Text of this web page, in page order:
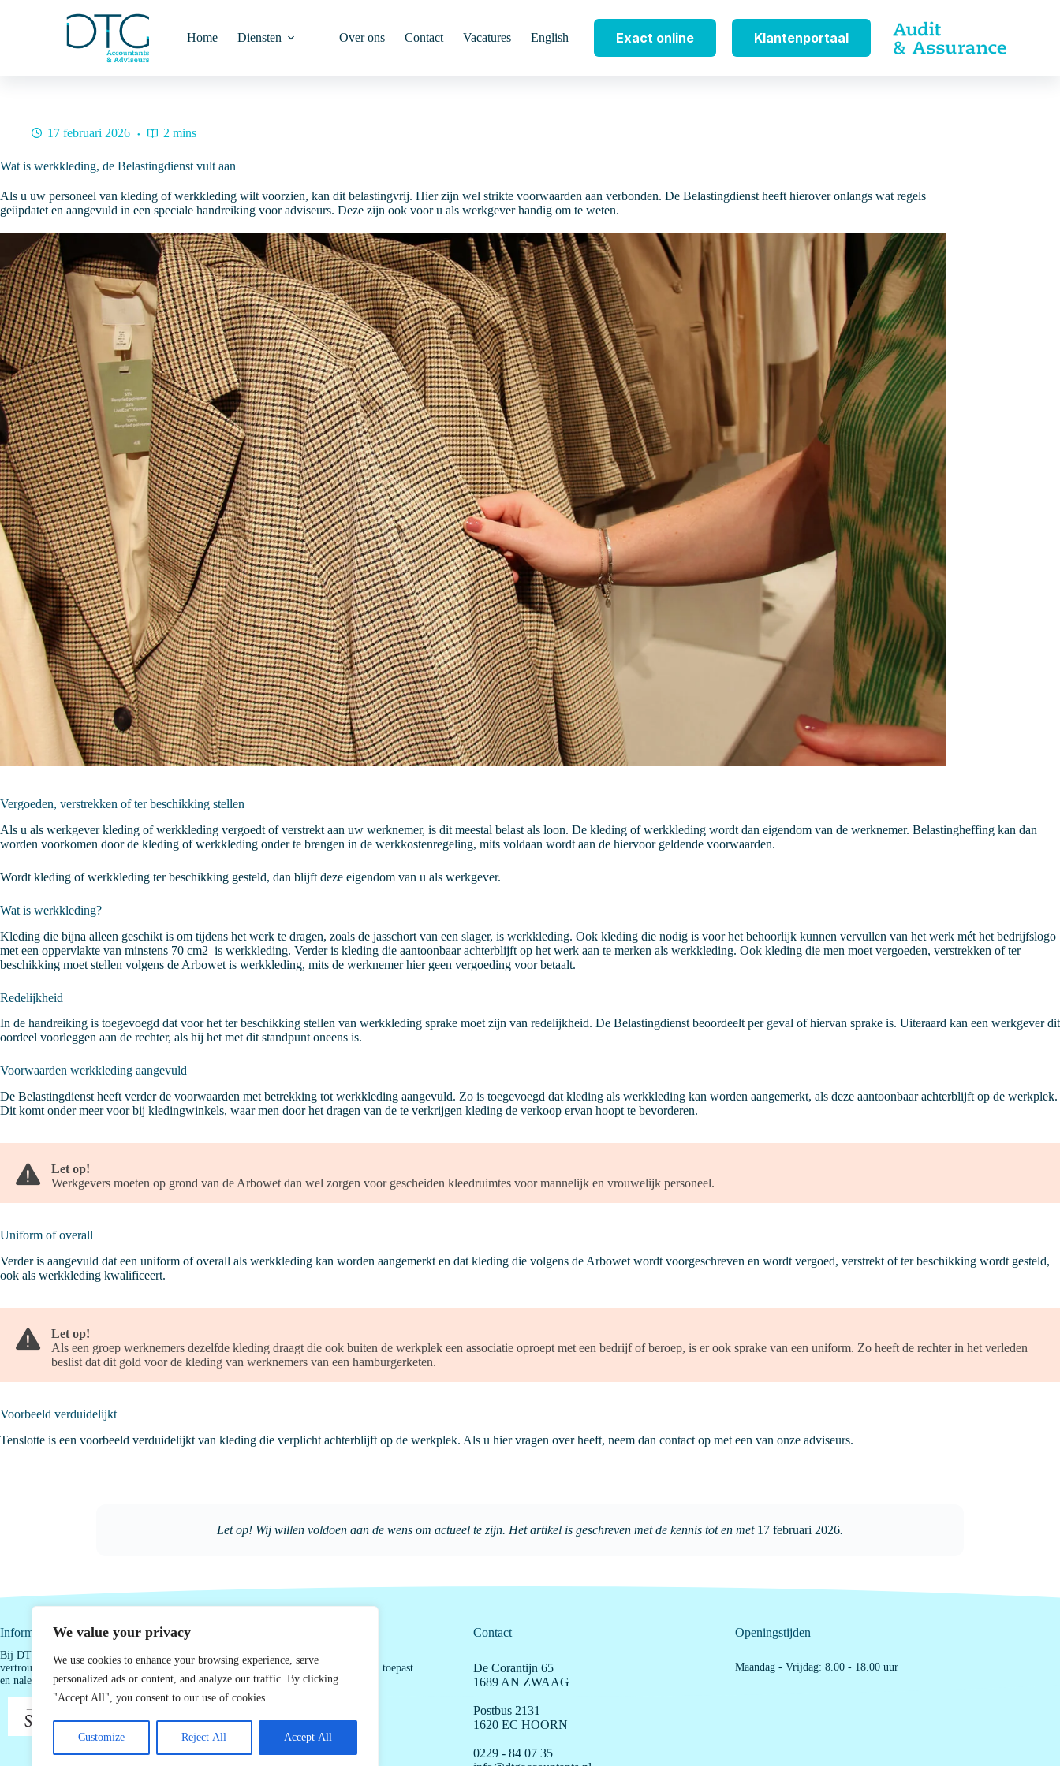
We value your privacy
We use cookies to enhance your browsing experience, serve
personalized ads or content, and analyze our traffic. By clicking
"Accept All", you consent to our use of cookies.
Customize Reject All Accept All
Home Diensten Over ons Contact Vacatures English Exact online Klantenportaal
17 februari 2026 2 mins
Wat is werkkleding, de Belastingdienst vult aan
Als u uw personeel van kleding of werkkleding wilt voorzien, kan dit belastingvrij. Hier zijn wel strikte voorwaarden aan verbonden. De Belastingdienst heeft hierover onlangs wat regels
geüpdatet en aangevuld in een speciale handreiking voor adviseurs. Deze zijn ook voor u als werkgever handig om te weten.
Vergoeden, verstrekken of ter beschikking stellen
Als u als werkgever kleding of werkkleding vergoedt of verstrekt aan uw werknemer, is dit meestal belast als loon. De kleding of werkkleding wordt dan eigendom van de werknemer. Belastingheffing kan dan
worden voorkomen door de kleding of werkkleding onder te brengen in de werkkostenregeling, mits voldaan wordt aan de hiervoor geldende voorwaarden.
Wordt kleding of werkkleding ter beschikking gesteld, dan blijft deze eigendom van u als werkgever.
Wat is werkkleding?
Kleding die bijna alleen geschikt is om tijdens het werk te dragen, zoals de jasschort van een slager, is werkkleding. Ook kleding die nodig is voor het behoorlijk kunnen vervullen van het werk mét het bedrijfslogo
met een oppervlakte van minstens 70 cm2 is werkkleding. Verder is kleding die aantoonbaar achterblijft op het werk aan te merken als werkkleding. Ook kleding die men moet vergoeden, verstrekken of ter
beschikking moet stellen volgens de Arbowet is werkkleding, mits de werknemer hier geen vergoeding voor betaalt.
Redelijkheid
In de handreiking is toegevoegd dat voor het ter beschikking stellen van werkkleding sprake moet zijn van redelijkheid. De Belastingdienst beoordeelt per geval of hiervan sprake is. Uiteraard kan een werkgever dit
oordeel voorleggen aan de rechter, als hij het met dit standpunt oneens is.
Voorwaarden werkkleding aangevuld
De Belastingdienst heeft verder de voorwaarden met betrekking tot werkkleding aangevuld. Zo is toegevoegd dat kleding als werkkleding kan worden aangemerkt, als deze aantoonbaar achterblijft op de werkplek.
Dit komt onder meer voor bij kledingwinkels, waar men door het dragen van de te verkrijgen kleding de verkoop ervan hoopt te bevorderen.
Let op!
Werkgevers moeten op grond van de Arbowet dan wel zorgen voor gescheiden kleedruimtes voor mannelijk en vrouwelijk personeel.
Uniform of overall
Verder is aangevuld dat een uniform of overall als werkkleding kan worden aangemerkt en dat kleding die volgens de Arbowet wordt voorgeschreven en wordt vergoed, verstrekt of ter beschikking wordt gesteld,
ook als werkkleding kwalificeert.
Let op!
Als een groep werknemers dezelfde kleding draagt die ook buiten de werkplek een associatie oproept met een bedrijf of beroep, is er ook sprake van een uniform. Zo heeft de rechter in het verleden
beslist dat dit gold voor de kleding van werknemers van een hamburgerketen.
Voorbeeld verduidelijkt
Tenslotte is een voorbeeld verduidelijkt van kleding die verplicht achterblijft op de werkplek. Als u hier vragen over heeft, neem dan contact op met een van onze adviseurs.
Let op! Wij willen voldoen aan de wens om actueel te zijn. Het artikel is geschreven met de kennis tot en met 17 februari 2026.
Informatie
Bij DTG Accountants begrijpen we hoe belangrijk het is dat u als ondernemer kunt
vertrouwen op uw cijfers en zeker weet dat uw organisatie de geldende regels correct toepast
en naleeft.
Contact
De Corantijn 65
1689 AN ZWAAG
Postbus 2131
1620 EC HOORN
0229 - 84 07 35
Openingstijden
Maandag - Vrijdag: 8.00 - 18.00 uur